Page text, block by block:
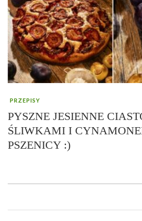
PRZEPISY
PYSZNE JESIENNE
ŚLIWKAMI I
PSZENICY :)